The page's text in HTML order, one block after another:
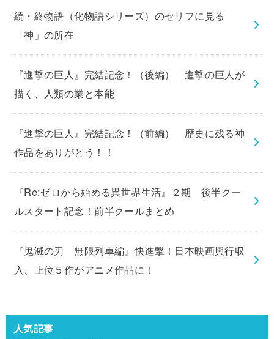
続・終物語（化物語シリーズ）のセリフに見る
「神」の所在
『進撃の巨人』完結記念！（後編） 進撃の巨人が
描く、人類の業と本能
『進撃の巨人』完結記念！（前編） 歴史に残る神
作品をありがとう！！
『Re:ゼロから始める異世界生活』２期 後半クー
ルスタート記念！前半クールまとめ
『鬼滅の刃 無限列車編』快進撃！日本映画興行収
入、上位５作がアニメ作品に！
人気記事